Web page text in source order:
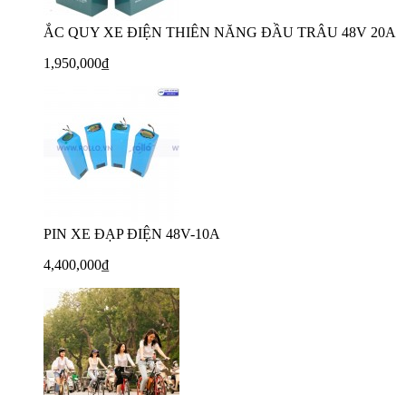
ẮC QUY XE ĐIỆN THIÊN NĂNG ĐẦU TRÂU 48V 20A
1,950,000₫
PIN XE ĐẠP ĐIỆN 48V-10A
4,400,000₫